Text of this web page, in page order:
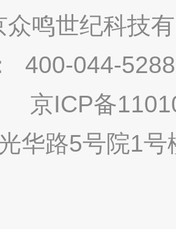
众鸣世纪科技
400-044-
京ICP备
华路5号院1